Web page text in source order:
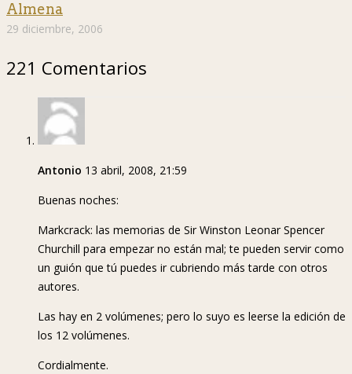
Almena
29 diciembre, 2006
221 Comentarios
Antonio 13 abril, 2008, 21:59
Buenas noches:
Markcrack: las memorias de Sir Winston Leonar Spencer
Churchill para empezar no están mal; te pueden servir como
un guión que tú puedes ir cubriendo más tarde con otros
autores.
Las hay en 2 volúmenes; pero lo suyo es leerse la edición de
los 12 volúmenes.
Cordialmente.